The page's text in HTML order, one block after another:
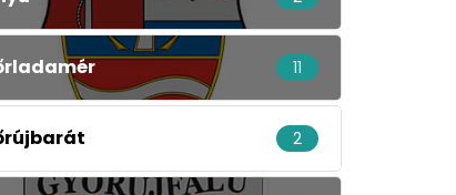
11
2